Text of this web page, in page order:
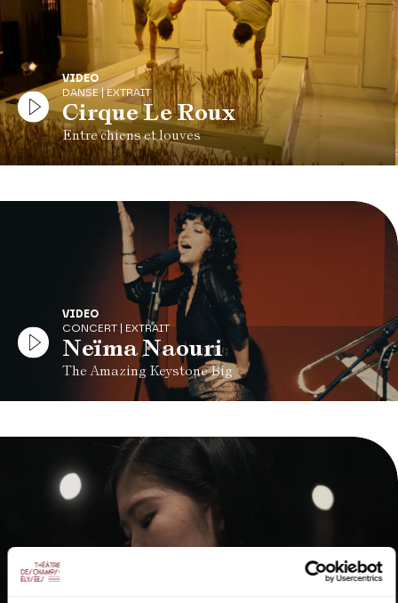
VIDEO
DANSE | EXTRAIT
Cirque Le Roux
Entre chiens et louves
VIDEO
CONCERT | EXTRAIT
Neïma Naouri
The Amazing Keystone Big